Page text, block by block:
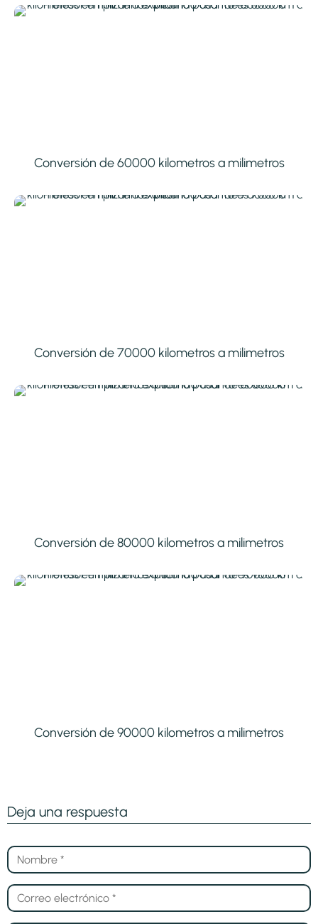
Conversión de 60000 kilometros a milimetros
Conversión de 70000 kilometros a milimetros
Conversión de 80000 kilometros a milimetros
Conversión de 90000 kilometros a milimetros
Deja una respuesta